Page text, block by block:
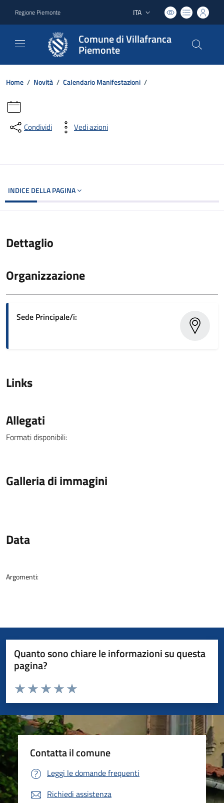
Regione Piemonte Lingua attiva:
ITA
Comune di Villafranca
Piemonte
Home / Novità / Calendario Manifestazioni /
Condividi Vedi azioni
INDICE DELLA PAGINA
Dettaglio
Organizzazione
Sede Principale/i:
Links
Allegati
Formati disponibili:
Galleria di immagini
Data
Argomenti:
Quanto sono chiare le informazioni su questa
pagina?
Valuta da 1 a 5 stelle la pagina
Valuta 5 stelle su 5
Valuta 4 stelle su 5
Valuta 3 stelle su 5
Valuta 2 stelle su 5
Valuta 1 stelle su 5
Contatta il comune
Leggi le domande frequenti
Richiedi assistenza